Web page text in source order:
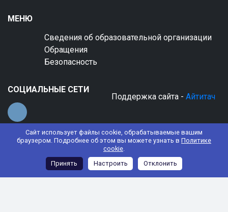
Сайт использует файлы cookie, обрабатываемые вашим
браузером. Подробнее об этом вы можете узнать в Политике
cookie.
Принять
Настроить Отклонить
МЕНЮ
Сведения об образовательной организации
Обращения
Безопасность
СОЦИАЛЬНЫЕ СЕТИ
Поддержка сайта - Айтитач
© 2022 АНО ДО "Планета детства "Лада"